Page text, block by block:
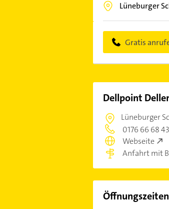
Lüneburger
Gratis
Dellpoint
Lüneburger
0176 66 68
Webseite
Anfahrt mit
Öffnungszeiten